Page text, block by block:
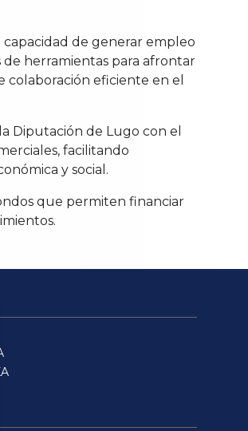
de generar empleo
herramientas para afrontar
colaboración eficiente en el
Diputación de Lugo con el
facilitando
y social.
que permiten financiar